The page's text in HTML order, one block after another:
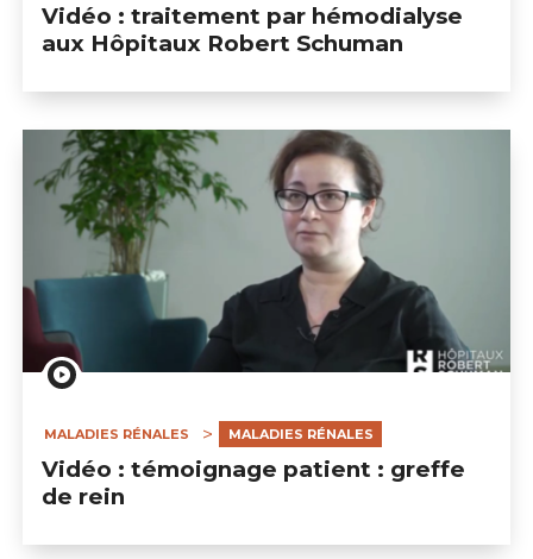
Vidéo : traitement par hémodialyse
aux Hôpitaux Robert Schuman
MALADIES RÉNALES MALADIES RÉNALES
Vidéo : témoignage patient : greffe
de rein